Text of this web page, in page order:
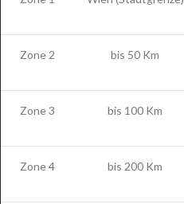
Zone 2 bis 50 Km
Zone 3 bis 100 Km
Zone 4 bis 200 Km